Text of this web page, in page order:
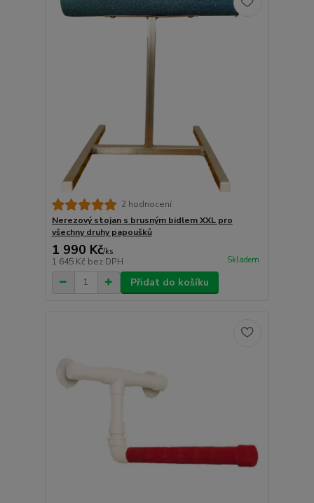
2 hodnocení
Nerezový stojan s brusným bidlem XXL pro
všechny druhy papoušků
1 990 Kč/ks
1 645 Kč bez DPH Skladem
Přidat do košíku